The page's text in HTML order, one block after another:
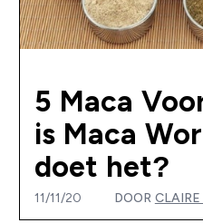
5 Maca
is Maca
doet het?
11/11/20 DOOR CLAIRE